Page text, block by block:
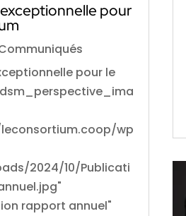
pour
pour le
wp
2024/10/Publicati
rapport annuel"